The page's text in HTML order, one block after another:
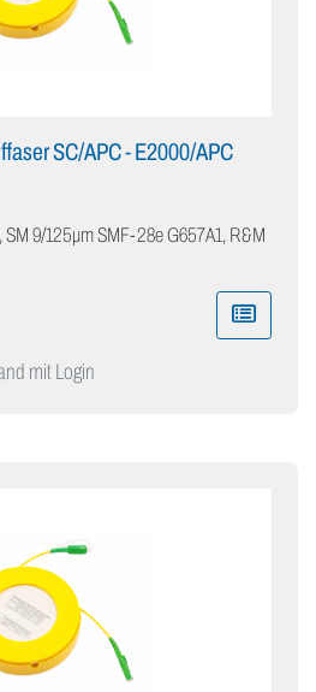
SC/APC - E2000/APC
SM 9/125μm SMF-28e G657A1, R&M
mit Login